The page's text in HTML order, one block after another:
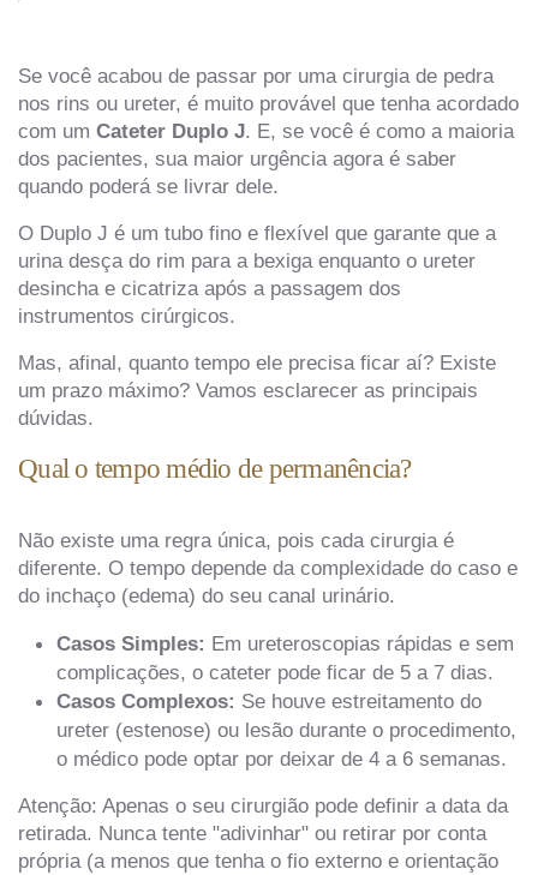
Se você acabou de passar por uma cirurgia de pedra
nos rins ou ureter, é muito provável que tenha acordado
com um Cateter Duplo J. E, se você é como a maioria
dos pacientes, sua maior urgência agora é saber
quando poderá se livrar dele.
O Duplo J é um tubo fino e flexível que garante que a
urina desça do rim para a bexiga enquanto o ureter
desincha e cicatriza após a passagem dos
instrumentos cirúrgicos.
Mas, afinal, quanto tempo ele precisa ficar aí? Existe
um prazo máximo? Vamos esclarecer as principais
dúvidas.
Qual o tempo médio de permanência?
Não existe uma regra única, pois cada cirurgia é
diferente. O tempo depende da complexidade do caso e
do inchaço (edema) do seu canal urinário.
Casos Simples: Em ureteroscopias rápidas e sem
complicações, o cateter pode ficar de 5 a 7 dias.
Casos Complexos: Se houve estreitamento do
ureter (estenose) ou lesão durante o procedimento,
o médico pode optar por deixar de 4 a 6 semanas.
Atenção: Apenas o seu cirurgião pode definir a data da
retirada. Nunca tente "adivinhar" ou retirar por conta
própria (a menos que tenha o fio externo e orientação